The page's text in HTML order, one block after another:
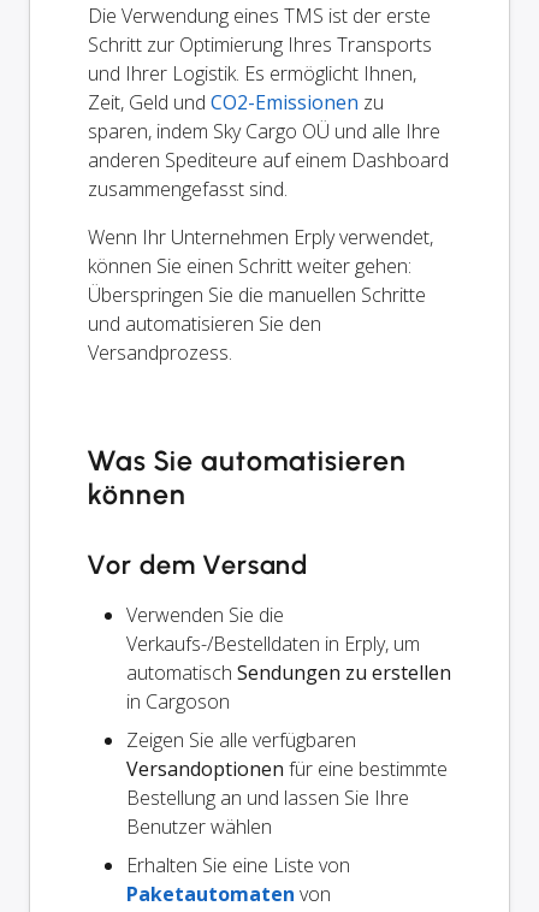
Die Verwendung eines TMS ist der erste
Schritt zur Optimierung Ihres Transports
und Ihrer Logistik. Es ermöglicht Ihnen,
Zeit, Geld und CO2-Emissionen zu
sparen, indem Sky Cargo OÜ und alle Ihre
anderen Spediteure auf einem Dashboard
zusammengefasst sind.
Wenn Ihr Unternehmen Erply verwendet,
können Sie einen Schritt weiter gehen:
Überspringen Sie die manuellen Schritte
und automatisieren Sie den
Versandprozess.
Was Sie automatisieren
können
Vor dem Versand
Verwenden Sie die
Verkaufs-/Bestelldaten in Erply, um
automatisch Sendungen zu erstellen
in Cargoson
Zeigen Sie alle verfügbaren
Versandoptionen für eine bestimmte
Bestellung an und lassen Sie Ihre
Benutzer wählen
Erhalten Sie eine Liste von
Paketautomaten von